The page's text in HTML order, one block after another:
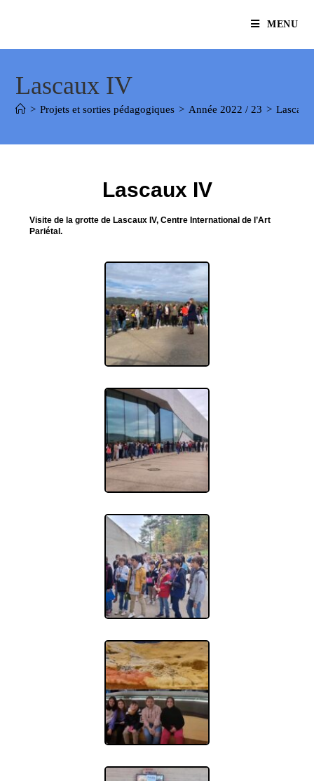
MENU
Lascaux IV
> Projets et sorties pédagogiques > Année 2022 / 23 >
Lascaux IV
Visite de la grotte de Lascaux IV, Centre International de l’Art
Pariétal.